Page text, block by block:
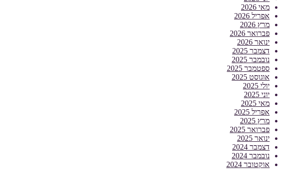
מאי 2026
אפריל 2026
מרץ 2026
פברואר 2026
ינואר 2026
דצמבר 2025
נובמבר 2025
ספטמבר 2025
אוגוסט 2025
יולי 2025
יוני 2025
מאי 2025
אפריל 2025
מרץ 2025
פברואר 2025
ינואר 2025
דצמבר 2024
נובמבר 2024
אוקטובר 2024